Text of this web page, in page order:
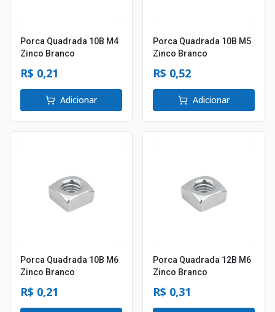
Porca Quadrada 10B M4
Zinco Branco
R$ 0,21
Adicionar
Porca Quadrada 10B M5
Zinco Branco
R$ 0,52
Adicionar
Porca Quadrada 10B M6
Zinco Branco
R$ 0,21
Porca Quadrada 12B M6
Zinco Branco
R$ 0,31